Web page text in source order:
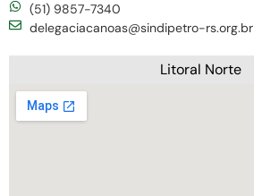
(51) 9857-7340
delegaciacanoas@sindipetro-rs.org.br
Litoral Norte